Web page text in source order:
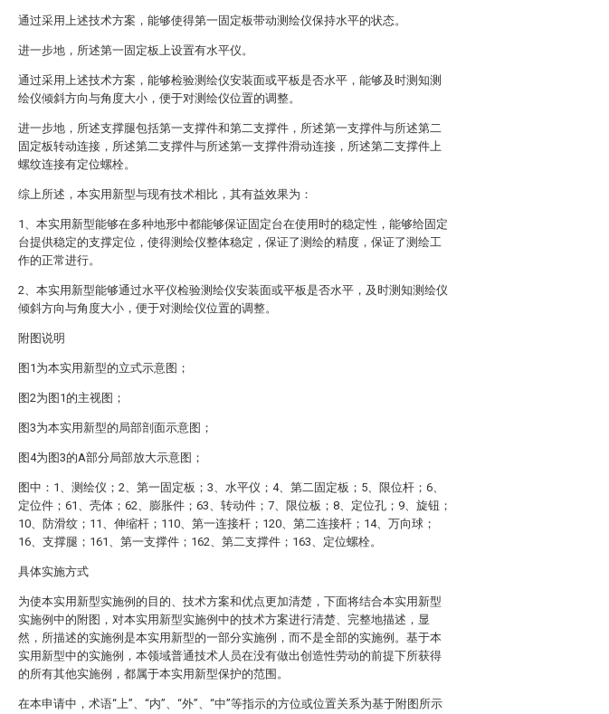
通过采用上述技术方案，能够使得第一固定板带动测绘仪保持水平的状态。
进一步地，所述第一固定板上设置有水平仪。
通过采用上述技术方案，能够检验测绘仪安装面或平板是否水平，能够及时测知测
绘仪倾斜方向与角度大小，便于对测绘仪位置的调整。
进一步地，所述支撑腿包括第一支撑件和第二支撑件，所述第一支撑件与所述第二
固定板转动连接，所述第二支撑件与所述第一支撑件滑动连接，所述第二支撑件上
螺纹连接有定位螺栓。
综上所述，本实用新型与现有技术相比，其有益效果为：
1、本实用新型能够在多种地形中都能够保证固定台在使用时的稳定性，能够给固定
台提供稳定的支撑定位，使得测绘仪整体稳定，保证了测绘的精度，保证了测绘工
作的正常进行。
2、本实用新型能够通过水平仪检验测绘仪安装面或平板是否水平，及时测知测绘仪
倾斜方向与角度大小，便于对测绘仪位置的调整。
附图说明
图1为本实用新型的立式示意图；
图2为图1的主视图；
图3为本实用新型的局部剖面示意图；
图4为图3的A部分局部放大示意图；
图中：1、测绘仪；2、第一固定板；3、水平仪；4、第二固定板；5、限位杆；6、
定位件；61、壳体；62、膨胀件；63、转动件；7、限位板；8、定位孔；9、旋钮；
10、防滑纹；11、伸缩杆；110、第一连接杆；120、第二连接杆；14、万向球；
16、支撑腿；161、第一支撑件；162、第二支撑件；163、定位螺栓。
具体实施方式
为使本实用新型实施例的目的、技术方案和优点更加清楚，下面将结合本实用新型
实施例中的附图，对本实用新型实施例中的技术方案进行清楚、完整地描述，显
然，所描述的实施例是本实用新型的一部分实施例，而不是全部的实施例。基于本
实用新型中的实施例，本领域普通技术人员在没有做出创造性劳动的前提下所获得
的所有其他实施例，都属于本实用新型保护的范围。
在本申请中，术语“上”、“内”、“外”、“中”等指示的方位或位置关系为基于附图所示